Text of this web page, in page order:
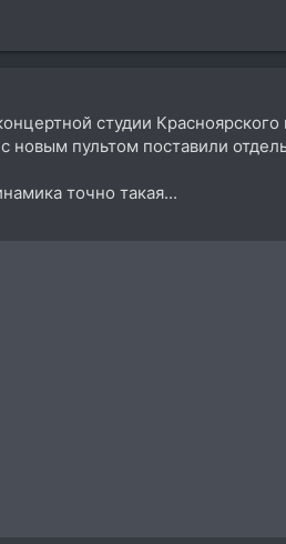
студии
пультом поставили
точно такая...